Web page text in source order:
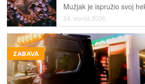
24. srpnja 2026.
ZABAVA